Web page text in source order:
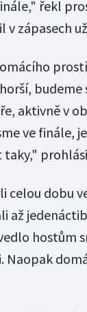
řekl
zápasech
budeme
aktivně v
ve finále,
celou dobu
až
hostům
Naopak